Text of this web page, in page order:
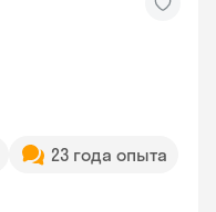
23 года опыта